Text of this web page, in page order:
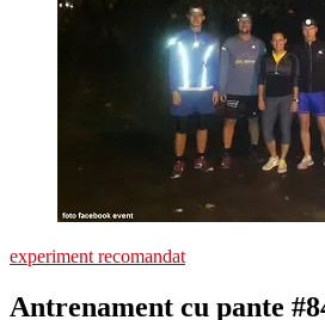
experiment recomandat
Antrenament cu pante